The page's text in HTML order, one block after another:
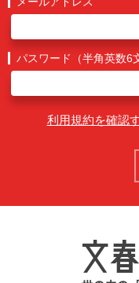
パスワード（半角英数6
利用規約を確認